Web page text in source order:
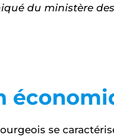
du ministère
se